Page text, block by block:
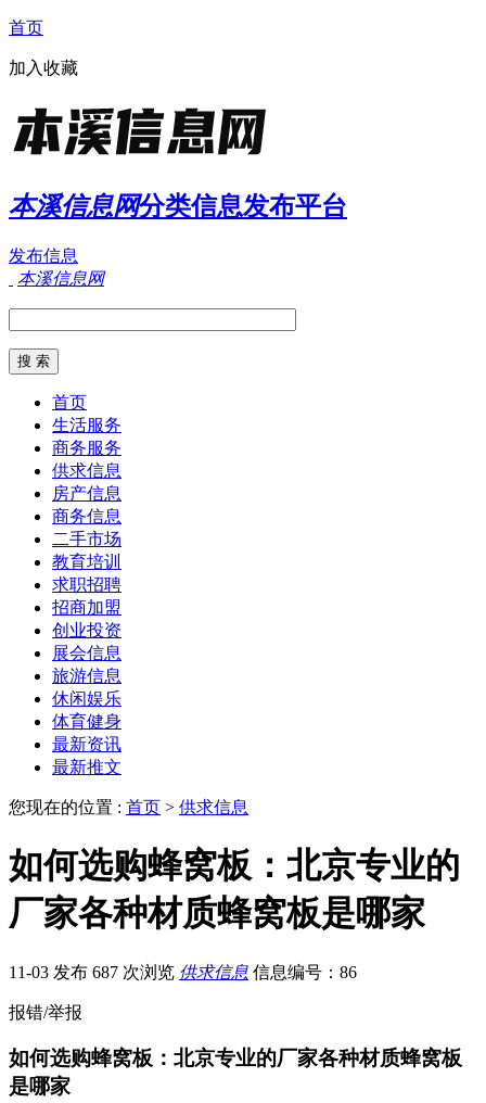
首页
加入收藏
本溪信息网分类信息发布平台
发布信息
本溪信息网
首页
生活服务
商务服务
供求信息
房产信息
商务信息
二手市场
教育培训
求职招聘
招商加盟
创业投资
展会信息
旅游信息
休闲娱乐
体育健身
最新资讯
最新推文
您现在的位置 : 首页 > 供求信息
如何选购蜂窝板：北京专业的
厂家各种材质蜂窝板是哪家
11-03 发布 687 次浏览 供求信息 信息编号：86
报错/举报
如何选购蜂窝板：北京专业的厂家各种材质蜂窝板
是哪家